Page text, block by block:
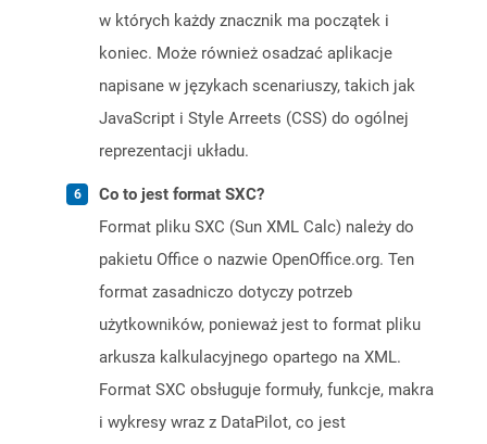
w których każdy znacznik ma początek i
koniec. Może również osadzać aplikacje
napisane w językach scenariuszy, takich jak
JavaScript i Style Arreets (CSS) do ogólnej
reprezentacji układu.
Co to jest format SXC?
Format pliku SXC (Sun XML Calc) należy do
pakietu Office o nazwie OpenOffice.org. Ten
format zasadniczo dotyczy potrzeb
użytkowników, ponieważ jest to format pliku
arkusza kalkulacyjnego opartego na XML.
Format SXC obsługuje formuły, funkcje, makra
i wykresy wraz z DataPilot, co jest